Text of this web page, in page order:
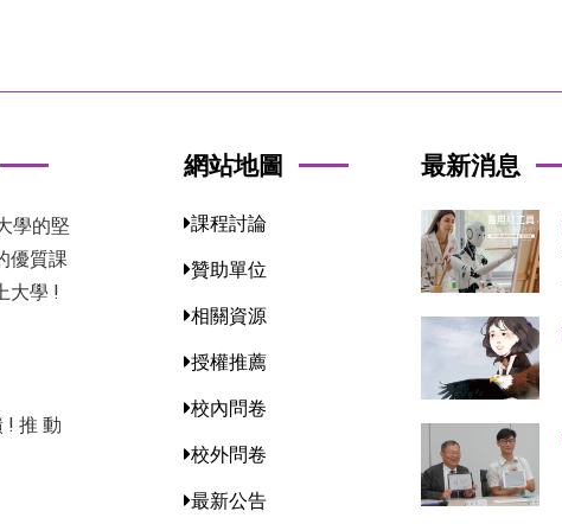
學的堅
優質課
大學 !
! 推 動
網站地圖
課程討論
贊助單位
相關資源
授權推薦
校內問卷
校外問卷
最新公告
最新消息